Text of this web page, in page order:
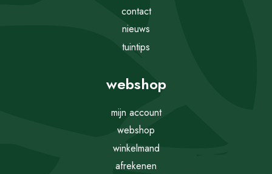
contact
nieuws
tuintips
webshop
mijn account
webshop
winkelmand
afrekenen